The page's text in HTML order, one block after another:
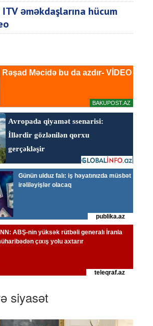
əməkdaşlarına hücum
siyasət